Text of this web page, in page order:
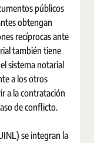
públicos
obtengan
recíprocas ante
también tiene
sistema notarial
a los otros
a la contratación
de conflicto.
se integran la